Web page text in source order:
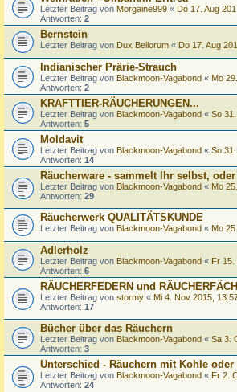
Letzter Beitrag von Morgaine999 « Do 17. Aug
Antworten: 2
Bernstein
Letzter Beitrag von Dux Bellorum « Do 17. Aug
lndianischer Prärie-Strauch
Letzter Beitrag von Blackmoon-Vagabond « Mo
Antworten: 2
KRAFTTIER-RÄUCHERUNGEN...
Letzter Beitrag von Blackmoon-Vagabond « So
Antworten: 5
Moldavit
Letzter Beitrag von Blackmoon-Vagabond « So
Antworten: 14
Räucherware - sammelt Ihr selbst,
Letzter Beitrag von Blackmoon-Vagabond « Mo
Antworten: 29
Räucherwerk QUALITÄTSKUNDE
Letzter Beitrag von Blackmoon-Vagabond « Mo
Adlerholz
Letzter Beitrag von Blackmoon-Vagabond « Fr 15.
Antworten: 6
RÄUCHERFEDERN und
Letzter Beitrag von stormy « Mi 4. Nov 2015,
Antworten: 17
Bücher über das Räuchern
Letzter Beitrag von Blackmoon-Vagabond « Sa 3.
Antworten: 3
Unterschied - Räuchern mit Kohle oder
Letzter Beitrag von Blackmoon-Vagabond « Fr 2.
Antworten: 24